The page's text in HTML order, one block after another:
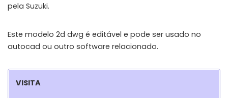
pela Suzuki.
Este modelo 2d dwg é editável e pode ser usado no
autocad ou outro software relacionado.
VISITA